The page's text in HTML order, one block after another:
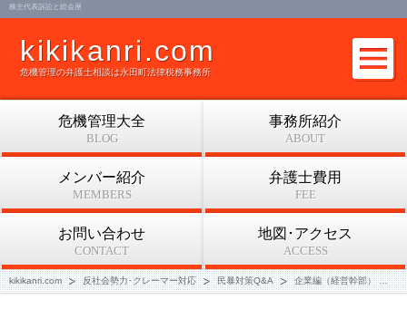
kikikanri.com
危機管理の弁護士相談は永田町法律税務事務所
株主代表訴訟と総会屋
危機管理大全
BLOG
事務所紹介
ABOUT
メンバー紹介
MEMBERS
弁護士費用
FEE
お問い合わせ
CONTACT
地図･アクセス
ACCESS
kikikanri.com 反社会勢力･クレーマー対応 民暴対策Q&A 企業編（経営幹部）